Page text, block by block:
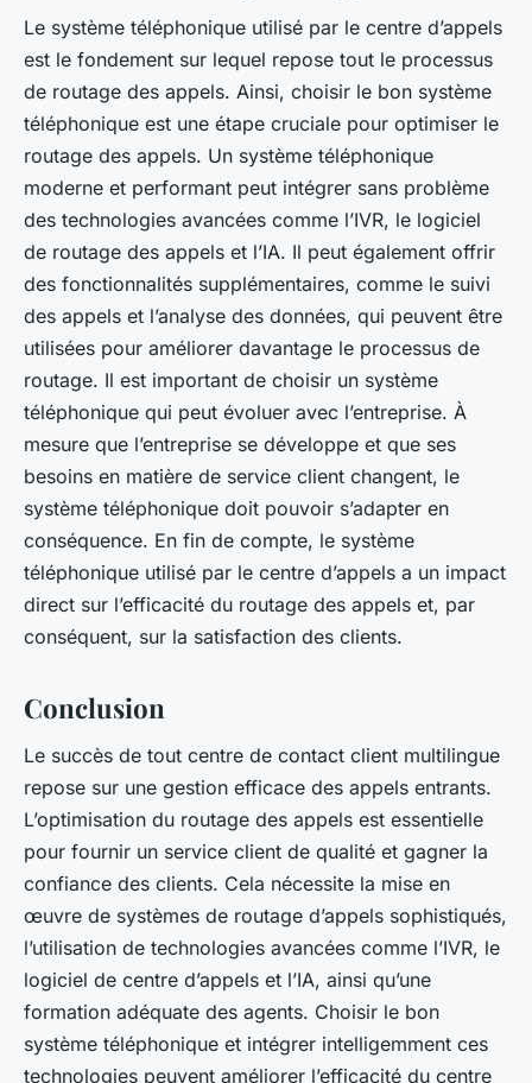
Le système téléphonique utilisé par le centre d’appels
est le fondement sur lequel repose tout le processus
de routage des appels. Ainsi, choisir le bon système
téléphonique est une étape cruciale pour optimiser le
routage des appels. Un système téléphonique
moderne et performant peut intégrer sans problème
des technologies avancées comme l’IVR, le logiciel
de routage des appels et l’IA. Il peut également offrir
des fonctionnalités supplémentaires, comme le suivi
des appels et l’analyse des données, qui peuvent être
utilisées pour améliorer davantage le processus de
routage. Il est important de choisir un système
téléphonique qui peut évoluer avec l’entreprise. À
mesure que l’entreprise se développe et que ses
besoins en matière de service client changent, le
système téléphonique doit pouvoir s’adapter en
conséquence. En fin de compte, le système
téléphonique utilisé par le centre d’appels a un impact
direct sur l’efficacité du routage des appels et, par
conséquent, sur la satisfaction des clients.
Conclusion
Le succès de tout centre de contact client multilingue
repose sur une gestion efficace des appels entrants.
L’optimisation du routage des appels est essentielle
pour fournir un service client de qualité et gagner la
confiance des clients. Cela nécessite la mise en
œuvre de systèmes de routage d’appels sophistiqués,
l’utilisation de technologies avancées comme l’IVR, le
logiciel de centre d’appels et l’IA, ainsi qu’une
formation adéquate des agents. Choisir le bon
système téléphonique et intégrer intelligemment ces
technologies peuvent améliorer l’efficacité du centre